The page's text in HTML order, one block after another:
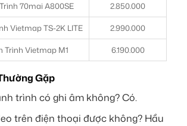
70mai A800SE 2.850.000
Vietmap TS-2K LITE 2.990.000
Trình Vietmap M1 6.190.000
Gặp
trình có ghi âm không? Có.
trên điện thoại được không? Hầu